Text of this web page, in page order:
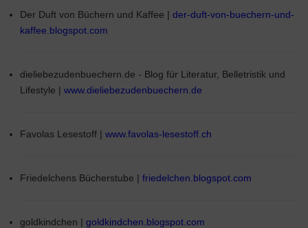
Der Duft von Büchern und Kaffee | der-duft-von-buechern-und-
kaffee.blogspot.com
dieliebezudenbuechern.de - Blog für Literatur, Belletristik und
Lifestyle | www.dieliebezudenbuechern.de
Favolas Lesestoff | www.favolas-lesestoff.ch
Friedelchens Bücherstube | friedelchen.blogspot.com
goldkindchen | goldkindchen.blogspot.com